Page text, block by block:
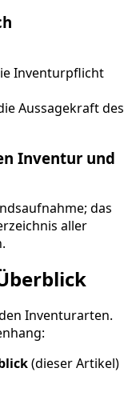
Inventurpflicht
Aussagekraft des
Inventur und
das
aller
Inventurarten.
(dieser Artikel)